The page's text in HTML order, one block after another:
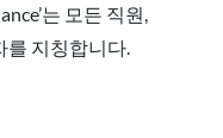
는 모든 직원,
지칭합니다.